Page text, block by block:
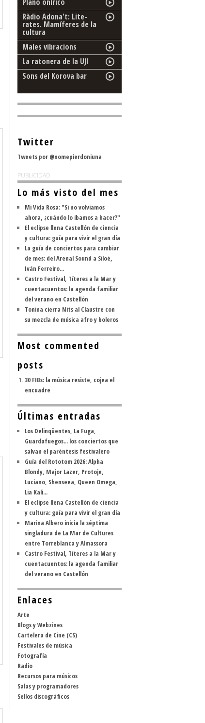
Ràdio Adona't: Lite-
rates. Mamíferes de la
cultura
Males vibracions
La ratonera de la UJI
Sons del Korova bar
Twitter
Tweets por @nomepierdoniuna
PUBLICIDAD
Lo más visto del mes
Mi Vida Rosa: "Si no volvíamos
ahora, ¿cuándo lo íbamos a hacer?"
El eclipse llena Castellón de ciencia
y cultura: guía para vivir el gran día
La guía de conciertos para cambiar
de mes: del Arenal Sound a Siloé,
Iván Ferreiro...
Castro Festival, Títeres a la Mar y
cuentacuentos: la agenda familiar
del verano en Castellón
Tonina cierra Nits al Claustre con
su mezcla de música afro y boleros
Most commented
posts
30 FIBs: la música resiste, cojea el
encuadre
Últimas entradas
Los Delinqüentes, La Fuga,
Guardafuegos... los conciertos que
salvan el paréntesis festivalero
Guía del Rototom 2026: Alpha
Blondy, Major Lazer, Protoje,
Luciano, Shenseea, Queen Omega,
Lia Kali...
El eclipse llena Castellón de ciencia
y cultura: guía para vivir el gran día
Marina Albero inicia la séptima
singladura de La Mar de Cultures
entre Torreblanca y Almassora
Castro Festival, Títeres a la Mar y
cuentacuentos: la agenda familiar
del verano en Castellón
Enlaces
Arte
Blogs y Webzines
Cartelera de Cine (CS)
Festivales de música
Fotografía
Radio
Recursos para músicos
Salas y programadores
Sellos discográficos